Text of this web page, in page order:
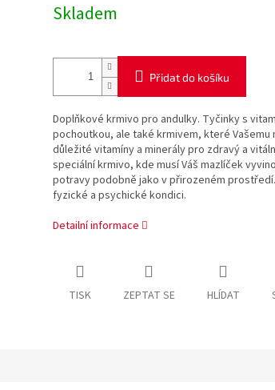
cena:
Skladem
Přidat do košíku
Doplňkové krmivo pro andulky. Tyčinky s
pochoutkou, ale také krmivem, které Vašemu
důležité vitamíny a minerály pro zdravý a
speciální krmivo, kde musí Váš mazlíček
potravy podobně jako v přirozeném
fyzické a psychické kondici.
Detailní informace
TISK ZEPTAT SE HLÍDAT